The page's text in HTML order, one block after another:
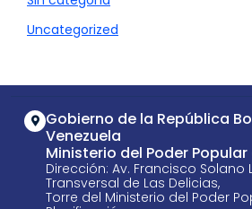
Uncategorized
Gobierno de la República
Venezuela
Ministerio del Poder
Dirección: Av. Francisco Solano
Transversal de Las Delicias,
Torre del Ministerio del Poder